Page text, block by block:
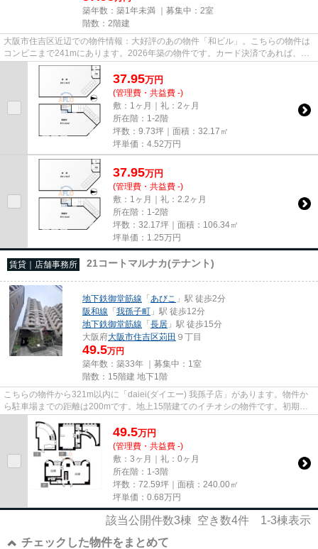
築年数：築1年未満 ｜募集中： 2室
階数：2階建
大阪市住吉区近辺での物件情報：大好評のあの物件「和ビル」。こちらの物件は
コンビニまで241mにあります。2026年築の物件です。カード決済であれば、現
金が手元になくてもお支払いで...
37.95万円
(管理費・共益費 -)
敷：1ヶ月｜礼：2ヶ月
所在階：1-2階
坪数：9.73坪｜面積：32.17㎡
坪単価： 4.52万円
37.95万円
(管理費・共益費 -)
敷：1ヶ月｜礼：2.2ヶ月
所在階：1-2階
坪数：32.17坪｜面積：106.34㎡
坪単価： 1.25万円
賃貸｜店舗事務所 21コートマルナカ(テナント)
地下鉄御堂筋線 「あびこ 」駅 徒歩2分
阪和線 「我孫子町 」駅 徒歩12分
地下鉄御堂筋線 「長居 」駅 徒歩15分
大阪府大阪市住吉区苅田 ９丁目
49.5万円
築年数：築33年 ｜募集中： 1室
階数：15階建 地下1階
こちらの物件から321m以内に「daiei(ダイエー) 我孫子店」があります。物件か
ら駐車場までの距離は200mです。地上15階建てのイチオシの物件です。初期費
用をカードでお支払いいただけ...
49.5万円
(管理費・共益費 -)
敷：3ヶ月｜礼：0ヶ月
所在階：1-3階
坪数：72.59坪｜面積：240.00㎡
坪単価： 0.68万円
該当公開件数3棟 空き数4件 1-3棟表示
チェックした物件をまとめて